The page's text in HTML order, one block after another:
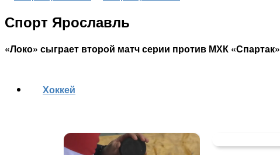
Спорт Ярославль
«Локо» сыграет второй матч серии против МХК «Спартак»
Хоккей